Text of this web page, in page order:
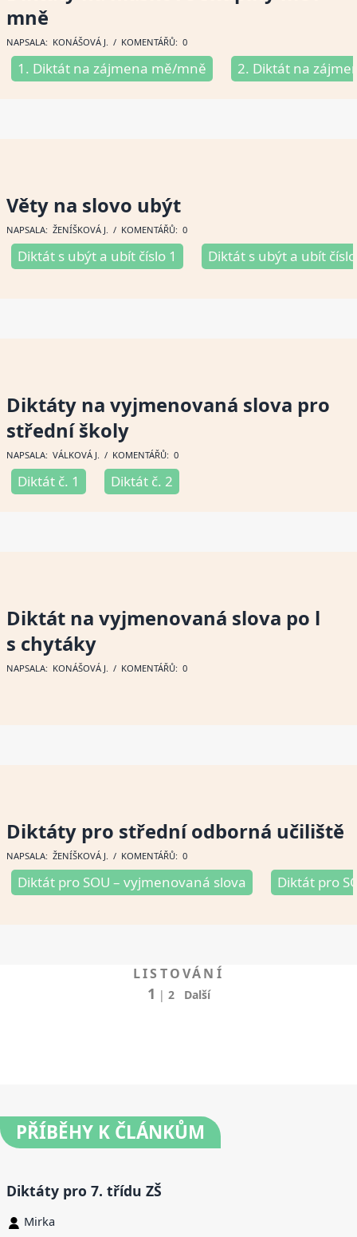
mně
NAPSALA: KONÁŠOVÁ J. / KOMENTÁŘŮ: 0
1. Diktát na zájmena mě/mně 2. Diktát na
Věty na slovo ubýt
NAPSALA:ŽENÍŠKOVÁ J. / KOMENTÁŘŮ: 0
Diktát s ubýt a ubít číslo 1 Diktát s ubýt a ubít
Diktáty na vyjmenovaná slova pro
střední školy
NAPSALA:VÁLKOVÁ J. / KOMENTÁŘŮ: 0
Diktát č. 1 Diktát č. 2
Diktát na vyjmenovaná slova po l
s chytáky
NAPSALA: KONÁŠOVÁ J. / KOMENTÁŘŮ: 0
Diktáty pro střední odborná učiliště
NAPSALA:ŽENÍŠKOVÁ J. / KOMENTÁŘŮ: 0
Diktát pro SOU – vyjmenovaná slova Diktát pro
LISTOVÁNÍ
1 | 2 Další
PŘÍBĚHY K ČLÁNKŮM
Diktáty pro 7. třídu ZŠ
Mirka